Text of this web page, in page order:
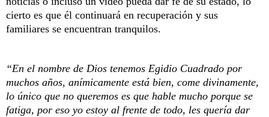
cierto es que él continuará en recuperación y sus
familiares se encuentran tranquilos.
“En el nombre de Dios tenemos Egidio Cuadrado por
muchos años, anímicamente está bien, come divinamente,
lo único que no queremos es que hable mucho porque se
fatiga, por eso yo estoy al frente de todo, les quería dar